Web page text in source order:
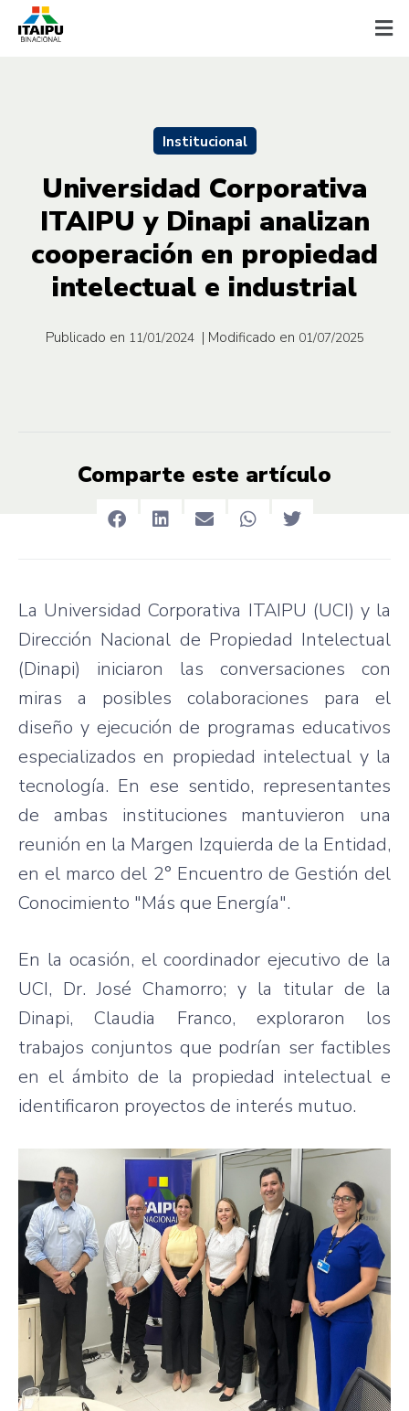
Institucional
Universidad Corporativa
ITAIPU y Dinapi analizan
cooperación en propiedad
intelectual e industrial
Publicado en 11/01/2024 | Modificado en 01/07/2025
Comparte este artículo
La Universidad Corporativa ITAIPU (UCI) y la
Dirección Nacional de Propiedad Intelectual
(Dinapi) iniciaron las conversaciones con
miras a posibles colaboraciones para el
diseño y ejecución de programas educativos
especializados en propiedad intelectual y la
tecnología. En ese sentido, representantes
de ambas instituciones mantuvieron una
reunión en la Margen Izquierda de la Entidad,
en el marco del 2° Encuentro de Gestión del
Conocimiento "Más que Energía".
En la ocasión, el coordinador ejecutivo de la
UCI, Dr. José Chamorro; y la titular de la
Dinapi, Claudia Franco, exploraron los
trabajos conjuntos que podrían ser factibles
en el ámbito de la propiedad intelectual e
identificaron proyectos de interés mutuo.